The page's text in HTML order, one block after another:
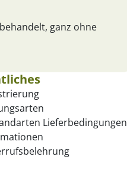
ganz ohne
Lieferbedingungen